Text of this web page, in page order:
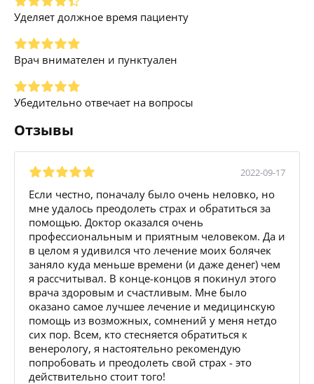
Уделяет должное время пациенту
Врач внимателен и пунктуален
Убедительно отвечает на вопросы
Отзывы
2022-09-17
Если честно, поначалу было очень неловко, но
мне удалось преодолеть страх и обратиться за
помощью. Доктор оказался очень
профессиональным и приятным человеком. Да и
в целом я удивился что лечение моих болячек
заняло куда меньше времени (и даже денег) чем
я рассчитывал. В конце-концов я покинул этого
врача здоровым и счастливым. Мне было
оказано самое лучшее лечение и медицинскую
помощь из возможных, сомнений у меня нетдо
сих пор. Всем, кто стесняется обратиться к
венерологу, я настоятельно рекомендую
попробовать и преодолеть свой страх - это
действительно стоит того!